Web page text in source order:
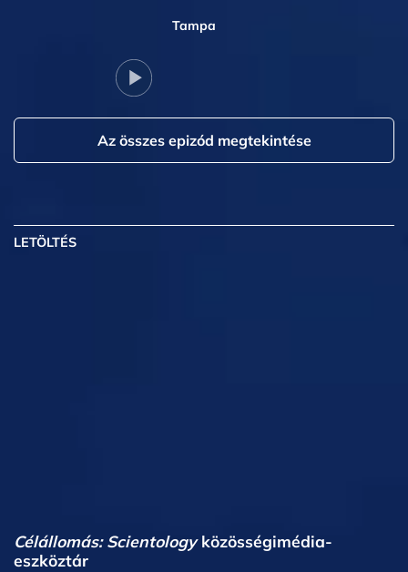
Tampa
Az összes epizód megtekintése
LETÖLTÉS
Célállomás: Scientologyközösségimédia-
eszköztár